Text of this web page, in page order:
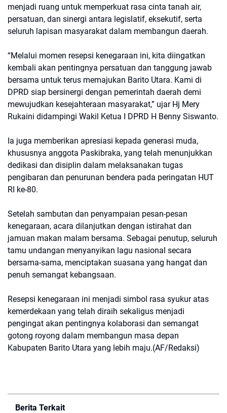
menjadi ruang untuk memperkuat rasa cinta tanah air,
persatuan, dan sinergi antara legislatif, eksekutif, serta
seluruh lapisan masyarakat dalam membangun daerah.
“Melalui momen resepsi kenegaraan ini, kita diingatkan
kembali akan pentingnya persatuan dan tanggung jawab
bersama untuk terus memajukan Barito Utara. Kami di
DPRD siap bersinergi dengan pemerintah daerah demi
mewujudkan kesejahteraan masyarakat,” ujar Hj Mery
Rukaini didampingi Wakil Ketua I DPRD H Benny Siswanto.
Ia juga memberikan apresiasi kepada generasi muda,
khususnya anggota Paskibraka, yang telah menunjukkan
dedikasi dan disiplin dalam melaksanakan tugas
pengibaran dan penurunan bendera pada peringatan HUT
RI ke-80.
Setelah sambutan dan penyampaian pesan-pesan
kenegaraan, acara dilanjutkan dengan istirahat dan
jamuan makan malam bersama. Sebagai penutup, seluruh
tamu undangan menyanyikan lagu nasional secara
bersama-sama, menciptakan suasana yang hangat dan
penuh semangat kebangsaan.
Resepsi kenegaraan ini menjadi simbol rasa syukur atas
kemerdekaan yang telah diraih sekaligus menjadi
pengingat akan pentingnya kolaborasi dan semangat
gotong royong dalam membangun masa depan
Kabupaten Barito Utara yang lebih maju.(AF/Redaksi)
Berita Terkait